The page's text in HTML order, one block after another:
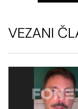
VEZANI